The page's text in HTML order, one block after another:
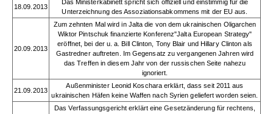
18.09.2013
Das Ministerkabinett spricht sich offiziell und einstimmig für die
Unterzeichnung des Assoziationsabkommens mit der EU aus.
20.09.2013
Zum zehnten Mal wird in Jalta die von dem ukrainischen Oligarchen
Wiktor Pintschuk finanzierte Konferenz"Jalta European Strategy"
eröffnet, bei der u. a. Bill Clinton, Tony Blair und Hillary Clinton als
Gastredner auftreten. Im Gegensatz zu vergangenen Jahren wird
das Treffen in diesem Jahr von der russischen Seite nahezu
ignoriert.
21.09.2013
Außenminister Leonid Koschara erklärt, dass seit 2011 aus
ukrainischen Häfen keine Waffen nach Syrien geliefert worden seien.
Das Verfassungsgericht erklärt eine Gesetzänderung für rechtens,